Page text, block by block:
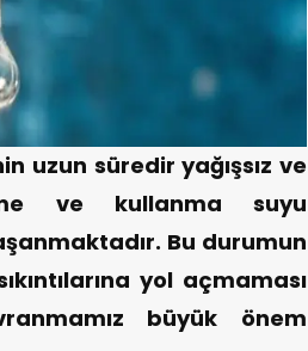
uzun süredir yağışsız ve
ve kullanma suyu
Bu durumun
yol açmaması
büyük önem